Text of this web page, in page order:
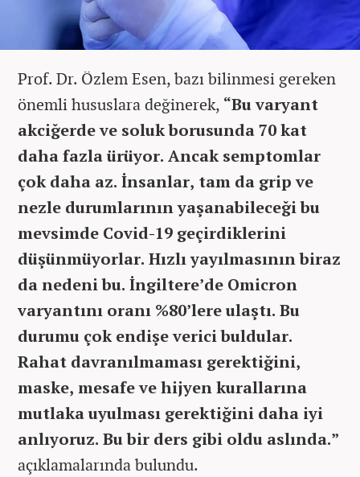
Prof. Dr. Özlem Esen, bazı bilinmesi gereken
önemli hususlara değinerek, “Bu varyant
akciğerde ve soluk borusunda 70 kat
daha fazla ürüyor. Ancak semptomlar
çok daha az. İnsanlar, tam da grip ve
nezle durumlarının yaşanabileceği bu
mevsimde Covid-19 geçirdiklerini
düşünmüyorlar. Hızlı yayılmasının biraz
da nedeni bu. İngiltere’de Omicron
varyantını oranı %80’lere ulaştı. Bu
durumu çok endişe verici buldular.
Rahat davranılmaması gerektiğini,
maske, mesafe ve hijyen kurallarına
mutlaka uyulması gerektiğini daha iyi
anlıyoruz. Bu bir ders gibi oldu aslında.”
açıklamalarında bulundu.